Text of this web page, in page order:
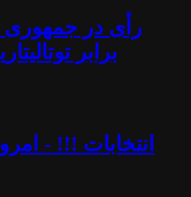
رأی در جمهوری
برابر
انتخابات !!! -